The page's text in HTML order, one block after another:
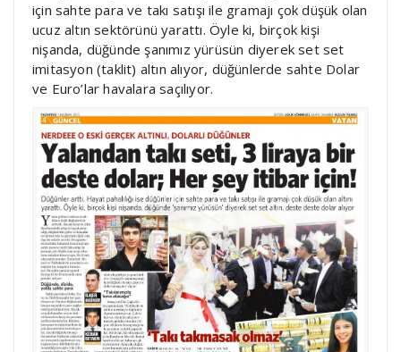
için sahte para ve takı satışı ile gramajı çok düşük olan
ucuz altın sektörünü yarattı. Öyle ki, birçok kişi
nişanda, düğünde şanımız yürüsün diyerek set set
imitasyon (taklit) altın alıyor, düğünlerde sahte Dolar
ve Euro’lar havalara saçılıyor.